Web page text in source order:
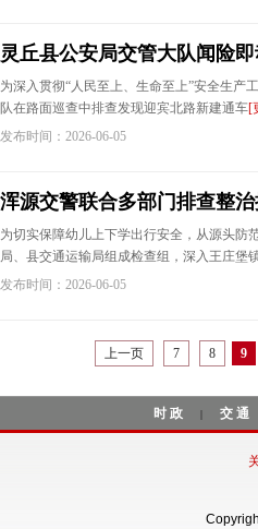
灵丘县公安局交管大队闻险
为深入贯彻“人民至上、生命至上”安全生产
队在路面巡查中排查发现迎宾北路新建通车[
发布时间：2026-06-05
浑源交警联合多部门排查整
为切实保障幼儿上下学出行安全，从源头防
局、县交通运输局组成检查组，深入王庄堡
发布时间：2026-06-05
上一页 7 8 9
时政 交通